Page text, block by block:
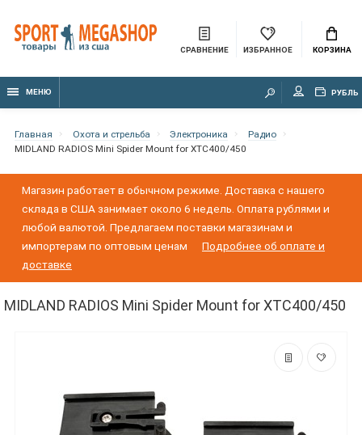
СРАВНЕНИЕ ИЗБРАННОЕ КОРЗИНА
МЕНЮ РУБЛЬ
Главная Охота и стрельба Электроника
Радио
MIDLAND RADIOS Mini Spider Mount for XTC400/450
Магазин работает в обычном режиме. Доставка с нашего
склада в США занимает около 6 недель. Оплата рублями и
любой валютой. Предлагаем поставки магазинам и
импортерам по оптовым ценам
Подробнее об оплате и
доставке
MIDLAND RADIOS Mini Spider Mount for XTC400/450